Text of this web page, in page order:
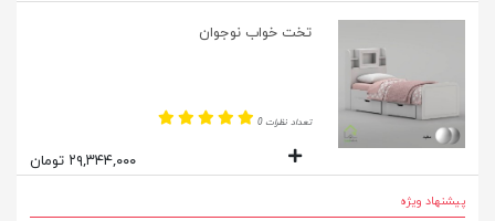
تخت خواب نوجوان
تعداد نظرات 0
۲۹,۳۴۴,۰۰۰ تومان
پیشنهاد ویژه